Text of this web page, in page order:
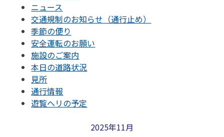
ニュース
交通規制のお知らせ（通行止め）
季節の便り
安全運転のお願い
施設のご案内
本日の道路状況
見所
通行情報
遊覧ヘリの予定
2025年11月